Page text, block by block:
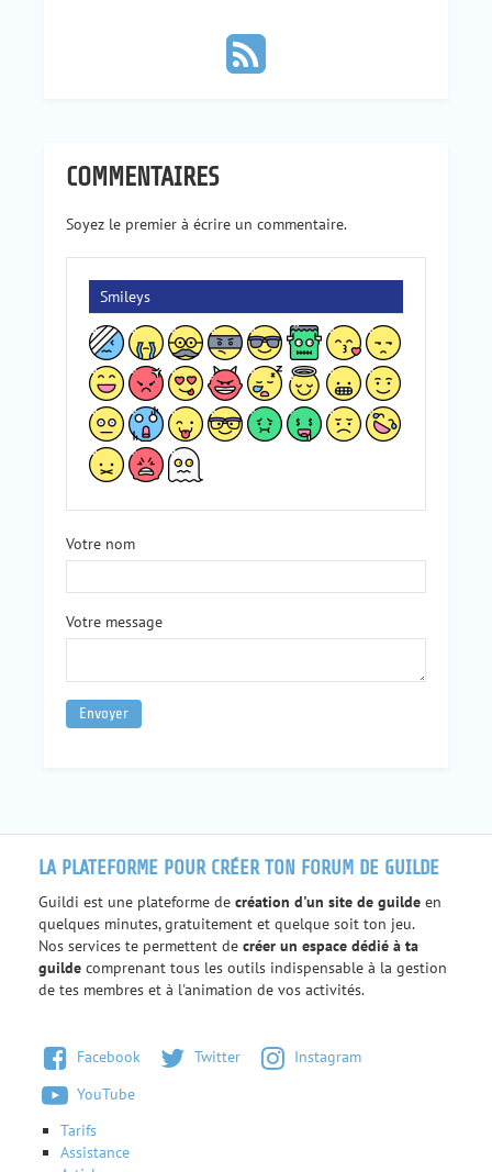
COMMENTAIRES
Soyez le premier à écrire un commentaire.
Smileys
Votre nom
Votre message
LA PLATEFORME POUR CRÉER TON FORUM DE GUILDE
Guildi est une plateforme de création d'un site de guilde en
quelques minutes, gratuitement et quelque soit ton jeu.
Nos services te permettent de créer un espace dédié à ta
guilde comprenant tous les outils indispensable à la gestion
de tes membres et à l'animation de vos activités.
Facebook Twitter
Instagram
YouTube
Tarifs
Assistance